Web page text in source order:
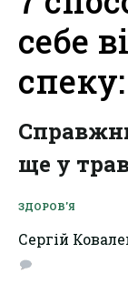
себе
ще у
ЗДОРОВ'Я
Сергій